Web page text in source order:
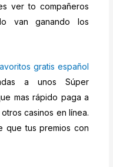
ver to compañeros
van ganando los
gratis español
a unos Súper
mas rápido paga a
casinos en línea.
que tus premios con